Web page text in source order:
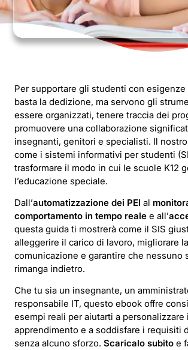
Per supportare gli studenti con
basta la dedizione, ma servono gli
essere organizzati, tenere traccia dei
promuovere una collaborazione
insegnanti, genitori e specialisti. Il
come i sistemi informativi per studenti
trasformare il modo in cui le scuole K12
l’educazione speciale.
Dall’automatizzazione dei PEI al
comportamento in tempo reale e all’
questa guida ti mostrerà come il SIS
alleggerire il carico di lavoro, migliorare la
comunicazione e garantire che nessuno
rimanga indietro.
Che tu sia un insegnante, un
responsabile IT, questo ebook offre
esempi reali per aiutarti a personalizzare
apprendimento e a soddisfare i requisiti
senza alcuno sforzo. Scaricalo subito e